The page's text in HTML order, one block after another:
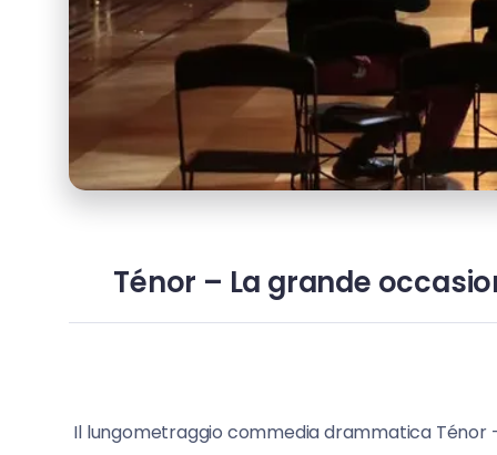
Ténor – La grande
Il lungometraggio commedia drammatica Ténor